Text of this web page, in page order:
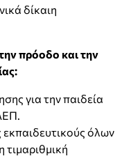
δίκαιη
πρόοδο και την
για την παιδεία
εκπαιδευτικούς όλων